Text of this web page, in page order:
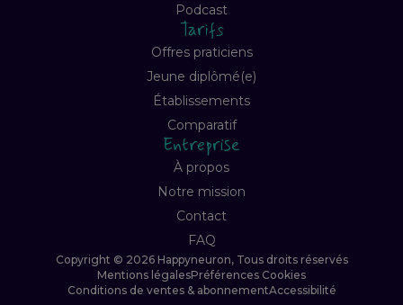
Podcast
Tarifs
Offres praticiens
Jeune diplômé(e)
Établissements
Comparatif
Entreprise
À propos
Notre mission
Contact
FAQ
Copyright © 2026 Happyneuron, Tous droits réservés
Mentions légalesPréférences Cookies
Conditions de ventes & abonnementAccessibilité